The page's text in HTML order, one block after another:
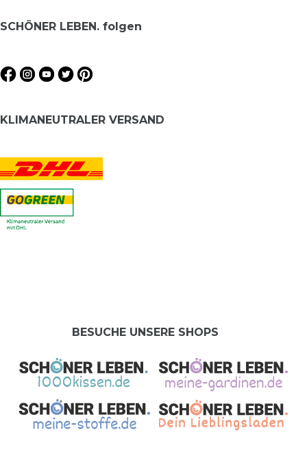
SCHÖNER LEBEN. folgen
KLIMANEUTRALER VERSAND
BESUCHE UNSERE SHOPS